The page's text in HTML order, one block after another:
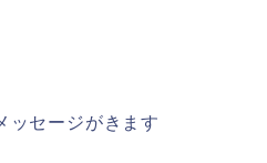
ッセージがきます